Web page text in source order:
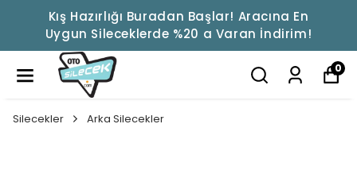
Kış Hazırlığı Buradan Başlar! Aracına En
Uygun Sileceklerde %20 a Varan İndirim!
0
Silecekler Arka Silecekler